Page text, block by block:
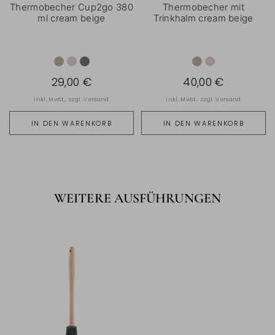
Thermobecher Cup2go 380
ml cream beige
IN DEN WARENKORB
29,00 €
inkl. MwSt., zzgl.Versand
Thermobecher mit
Trinkhalm cream beige
IN DEN WARENKORB
40,00 €
inkl. MwSt., zzgl.Versand
WEITERE AUSFÜHRUNGEN